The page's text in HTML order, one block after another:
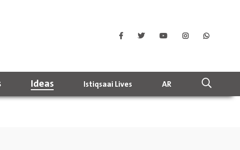
Ideas Istiqsaai Lives AR